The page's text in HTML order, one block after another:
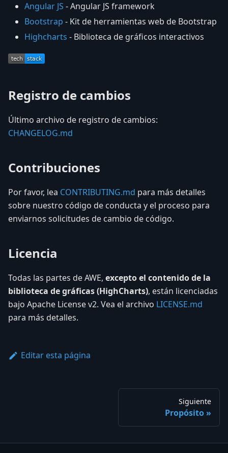
Angular JS - Angular JS framework
Bootstrap - Kit de herramientas web de Bootstrap
Highcharts - Biblioteca de gráficos interactivos
Registro de cambios
Último archivo de registro de cambios:
CHANGELOG.md
Contribuciones
Por favor, lea CONTRIBUTING.md para más detalles
sobre nuestro código de conducta y el proceso para
enviarnos solicitudes de cambio de código.
Licencia
Todas las partes de AWE, excepto el contenido de la
biblioteca de gráficas (HighCharts), están licenciadas
bajo Apache License v2. Vea el archivo LICENSE.md
para más detalles.
Editar esta página
Siguiente
Propósito